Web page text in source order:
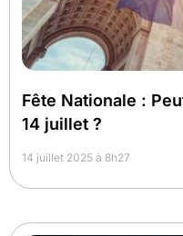
Fête Nationale :
14 juillet ?
14 juillet 2025 à 8h27